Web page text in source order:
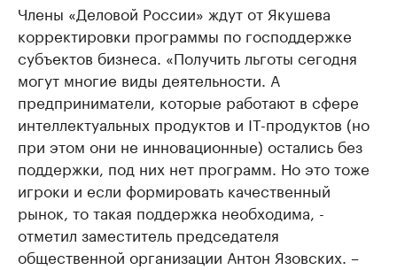
Члены «Деловой России» ждут от Якушева
корректировки программы по господдержке
субъектов бизнеса. «Получить льготы сегодня
могут многие виды деятельности. А
предприниматели, которые работают в сфере
интеллектуальных продуктов и IT-продуктов (но
при этом они не инновационные) остались без
поддержки, под них нет программ. Но это тоже
игроки и если формировать качественный
рынок, то такая поддержка необходима, -
отметил заместитель председателя
общественной организации Антон Язовских. –